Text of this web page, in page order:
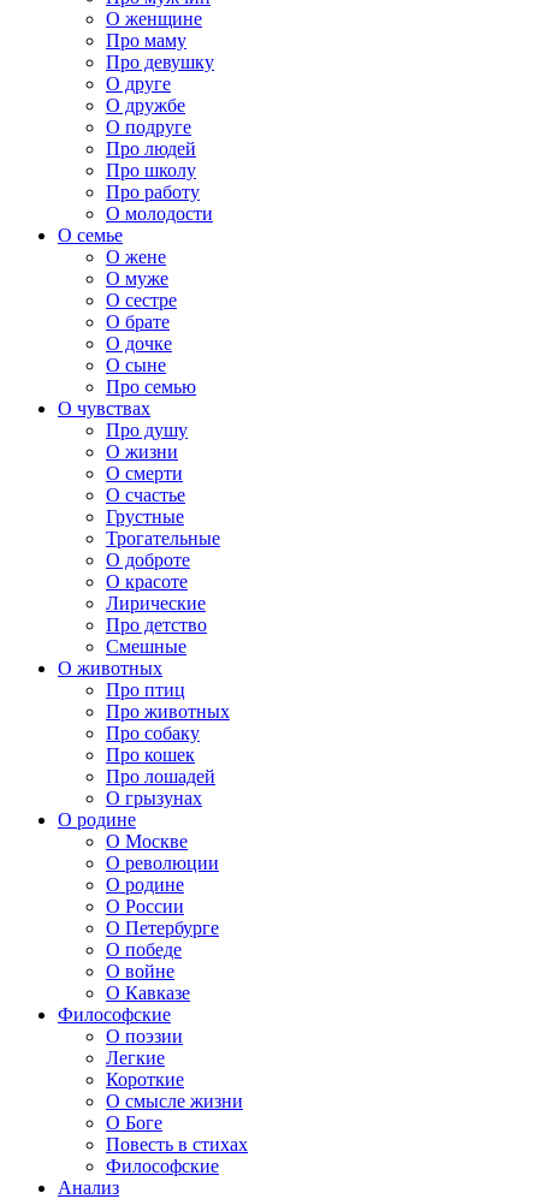
О женщине
Про маму
Про девушку
О друге
О дружбе
О подруге
Про людей
Про школу
Про работу
О молодости
О семье
О жене
О муже
О сестре
О брате
О дочке
О сыне
Про семью
О чувствах
Про душу
О жизни
О смерти
О счастье
Грустные
Трогательные
О доброте
О красоте
Лирические
Про детство
Смешные
О животных
Про птиц
Про животных
Про собаку
Про кошек
Про лошадей
О грызунах
О родине
О Москве
О революции
О родине
О России
О Петербурге
О победе
О войне
О Кавказе
Философские
О поэзии
Легкие
Короткие
О смысле жизни
О Боге
Повесть в стихах
Философские
Анализ